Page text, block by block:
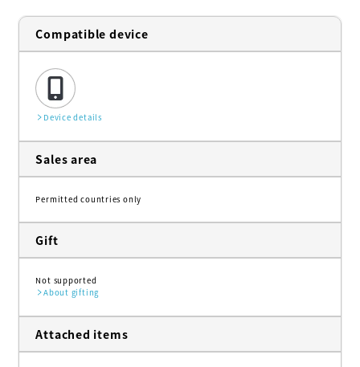
Compatible device
Device details
Sales area
Permitted countries only
Gift
Not supported
About gifting
Attached items